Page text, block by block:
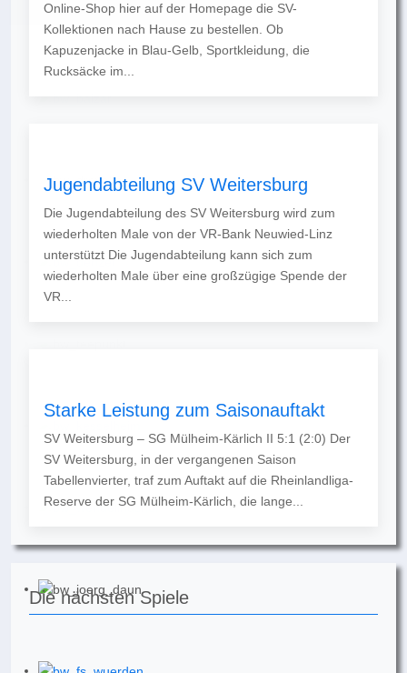
Online-Shop hier auf der Homepage die SV-
Kollektionen nach Hause zu bestellen. Ob
Kapuzenjacke in Blau-Gelb, Sportkleidung, die
Rucksäcke im...
Jugendabteilung SV Weitersburg
Die Jugendabteilung des SV Weitersburg wird zum
wiederholten Male von der VR-Bank Neuwied-Linz
unterstützt Die Jugendabteilung kann sich zum
wiederholten Male über eine großzügige Spende der
VR...
Starke Leistung zum Saisonauftakt
SV Weitersburg – SG Mülheim-Kärlich II 5:1 (2:0) Der
SV Weitersburg, in der vergangenen Saison
Tabellenvierter, traf zum Auftakt auf die Rheinlandliga-
Reserve der SG Mülheim-Kärlich, die lange...
Die nächsten Spiele